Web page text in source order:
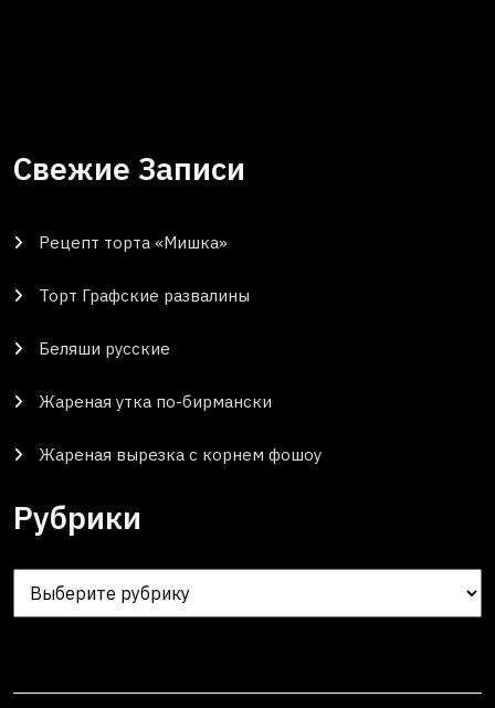
Свежие Записи
Рецепт торта «Мишка»
Торт Графские развалины
Беляши русские
Жареная утка по-бирмански
Жареная вырезка с корнем фошоу
Рубрики
Рубрики